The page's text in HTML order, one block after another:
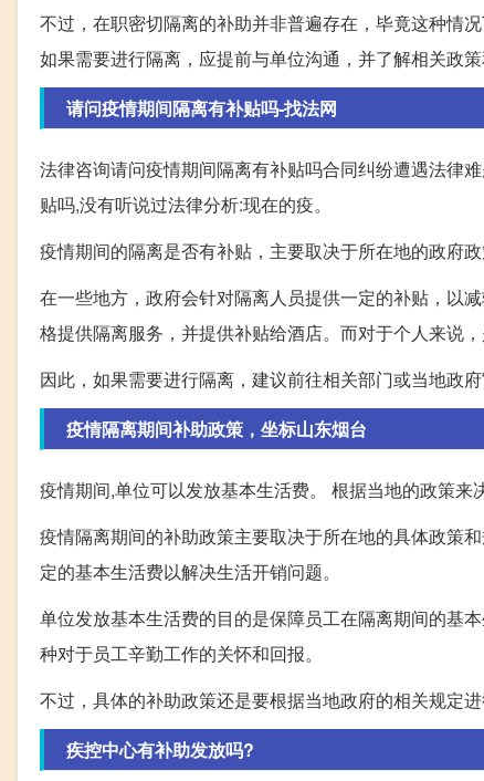
不过，在职密切隔离的补助并非普遍存在，毕竟这种情
如果需要进行隔离，应提前与单位沟通，并了解相关政
请问疫情期间隔离有补贴吗-找法网
法律咨询请问疫情期间隔离有补贴吗合同纠纷遭遇法律
贴吗,没有听说过法律分析:现在的疫。
疫情期间的隔离是否有补贴，主要取决于所在地的政府
在一些地方，政府会针对隔离人员提供一定的补贴，以
格提供隔离服务，并提供补贴给酒店。而对于个人来说
因此，如果需要进行隔离，建议前往相关部门或当地政
疫情隔离期间补助政策，坐标山东烟台
疫情期间,单位可以发放基本生活费。 根据当地的政策来
疫情隔离期间的补助政策主要取决于所在地的具体政策
定的基本生活费以解决生活开销问题。
单位发放基本生活费的目的是保障员工在隔离期间的基
种对于员工辛勤工作的关怀和回报。
不过，具体的补助政策还是要根据当地政府的相关规定
疾控中心有补助发放吗?